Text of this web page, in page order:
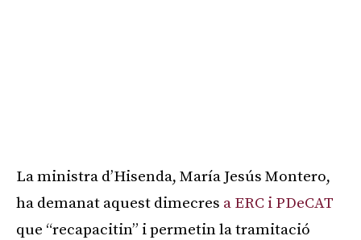
La ministra d’Hisenda, María Jesús Montero,
ha demanat aquest dimecres a ERC i PDeCAT
que “recapacitin” i permetin la tramitació